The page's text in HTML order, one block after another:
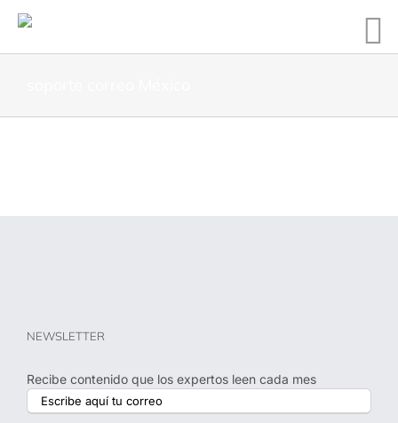
NEWSLETTER
Recibe contenido que los expertos leen cada mes